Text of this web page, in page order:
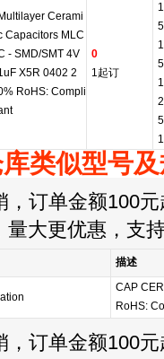
Multilayer Cerami
Capacitors MLC
- SMD/SMT 4V
X5R 0402 2
RoHS: Compli
0
1起订
类似型号
订单金额100元
大更优惠，支
描述
CAP
RoHS:
订单金额100元